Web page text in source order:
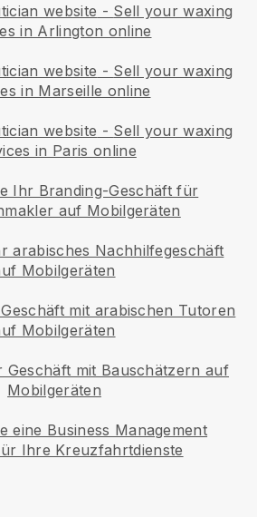
website - Sell your waxing
in Arlington online
website - Sell your waxing
in Marseille online
website - Sell your waxing
in Paris online
Ihr Branding-Geschäft für
auf Mobilgeräten
arabisches Nachhilfegeschäft
Mobilgeräten
mit arabischen Tutoren
Mobilgeräten
Geschäft mit Bauschätzern auf
Mobilgeräten
eine Business Management
Ihre Kreuzfahrtdienste